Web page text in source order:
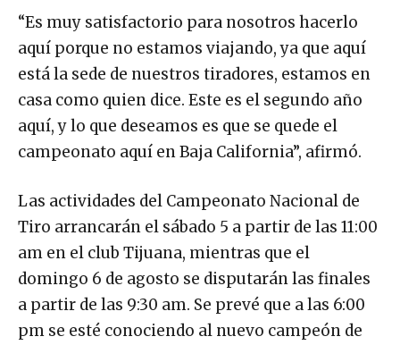
“Es muy satisfactorio para nosotros hacerlo
aquí porque no estamos viajando, ya que aquí
está la sede de nuestros tiradores, estamos en
casa como quien dice. Este es el segundo año
aquí, y lo que deseamos es que se quede el
campeonato aquí en Baja California”, afirmó.
Las actividades del Campeonato Nacional de
Tiro arrancarán el sábado 5 a partir de las 11:00
am en el club Tijuana, mientras que el
domingo 6 de agosto se disputarán las finales
a partir de las 9:30 am. Se prevé que a las 6:00
pm se esté conociendo al nuevo campeón de